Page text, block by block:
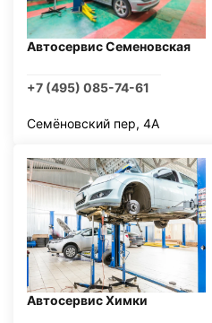
Автосервис Семеновская
+7 (495) 085-74-61
Семёновский пер, 4А
Автосервис Химки